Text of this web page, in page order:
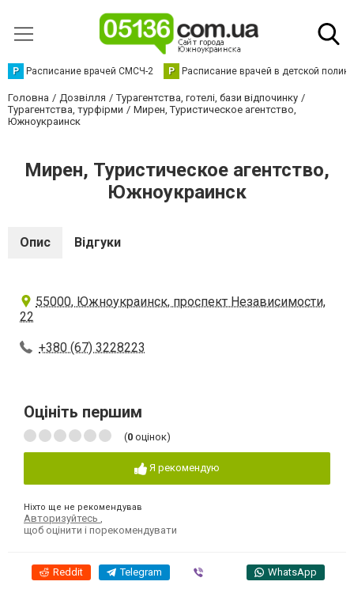
Р Расписание врачей СМСЧ-2 Р Расписание врачей в детской
Головна Дозвілля
Турагентства, готелі, бази відпочинку
Турагентства, турфірми
Мирен, Туристическое агентство,
Южноукраинск
Мирен, Туристическое агентство,
Южноукраинск
Опис Відгуки
55000, Южноукраинск, проспект Независимости,
22
+380 (67) 3228223
Оцініть першим
(0 оцінок)
Я рекомендую
Ніхто ще не рекомендував
Авторизуйтесь
щоб оцінити і порекомендувати
Reddit Telegram WhatsApp